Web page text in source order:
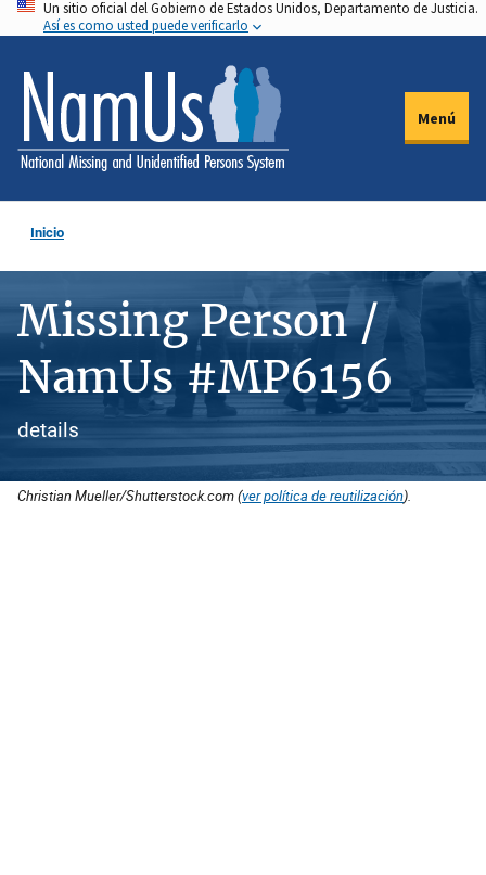
Pasar
al
contenido
principal
Un sitio oficial del Gobierno de Estados Unidos, Departamento de Justicia.
Así es como usted puede verificarlo
Menú
Inicio
Missing Person /
NamUs #MP6156
details
Christian Mueller/Shutterstock.com (ver política de reutilización).